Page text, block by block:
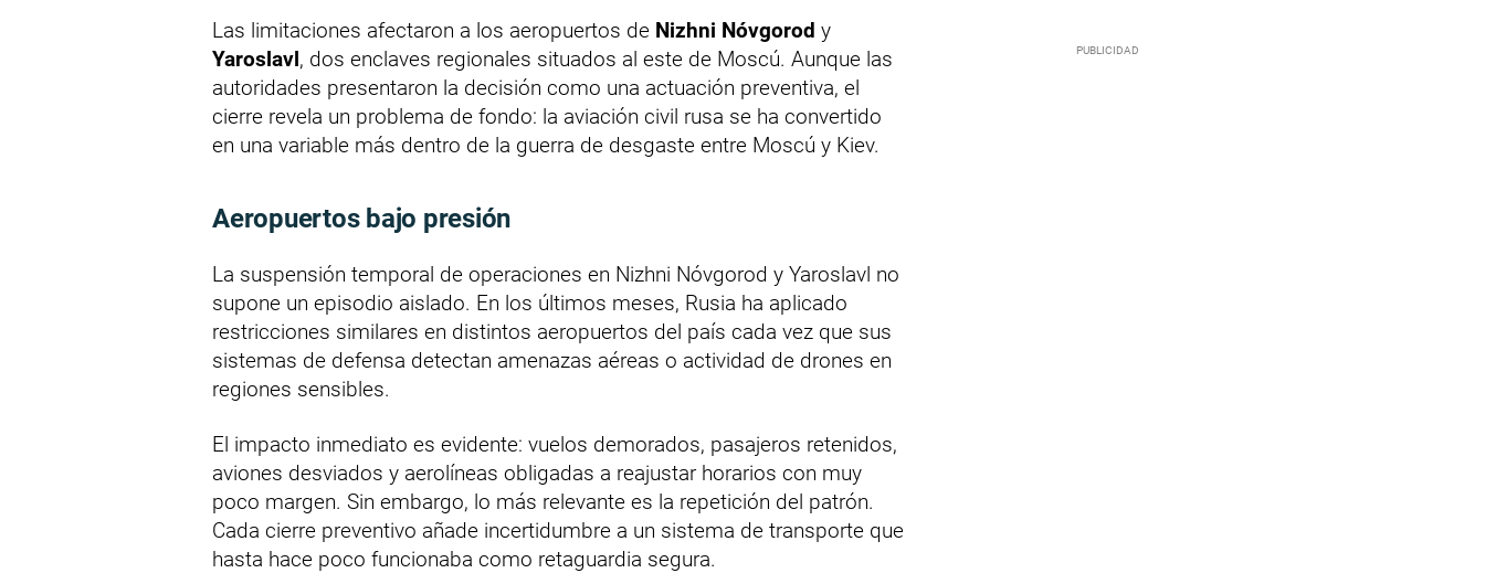
Las limitaciones afectaron a los aeropuertos de Nizhni Nóvgorod y
Yaroslavl, dos enclaves regionales situados al este de Moscú. Aunque las
autoridades presentaron la decisión como una actuación preventiva, el
cierre revela un problema de fondo: la aviación civil rusa se ha convertido
en una variable más dentro de la guerra de desgaste entre Moscú y Kiev.
Aeropuertos bajo presión
La suspensión temporal de operaciones en Nizhni Nóvgorod y Yaroslavl no
supone un episodio aislado. En los últimos meses, Rusia ha aplicado
restricciones similares en distintos aeropuertos del país cada vez que sus
sistemas de defensa detectan amenazas aéreas o actividad de drones en
regiones sensibles.
El impacto inmediato es evidente: vuelos demorados, pasajeros retenidos,
aviones desviados y aerolíneas obligadas a reajustar horarios con muy
poco margen. Sin embargo, lo más relevante es la repetición del patrón.
Cada cierre preventivo añade incertidumbre a un sistema de transporte que
hasta hace poco funcionaba como retaguardia segura.